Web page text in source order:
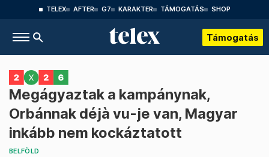
TELEX AFTER G7 KARAKTER TÁMOGATÁS SHOP
Támogatás
Megágyaztak a kampánynak,
Orbánnak déjà vu-je van, Magyar
inkább nem kockáztatott
BELFÖLD